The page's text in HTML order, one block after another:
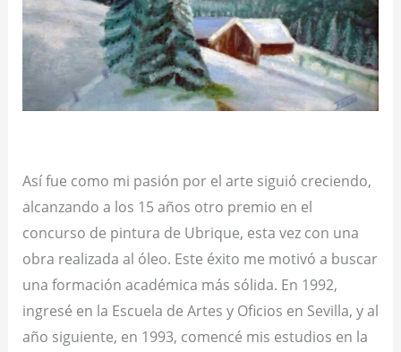
Así fue como mi pasión por el arte siguió creciendo,
alcanzando a los 15 años otro premio en el
concurso de pintura de Ubrique, esta vez con una
obra realizada al óleo. Este éxito me motivó a buscar
una formación académica más sólida. En 1992,
ingresé en la Escuela de Artes y Oficios en Sevilla, y al
año siguiente, en 1993, comencé mis estudios en la